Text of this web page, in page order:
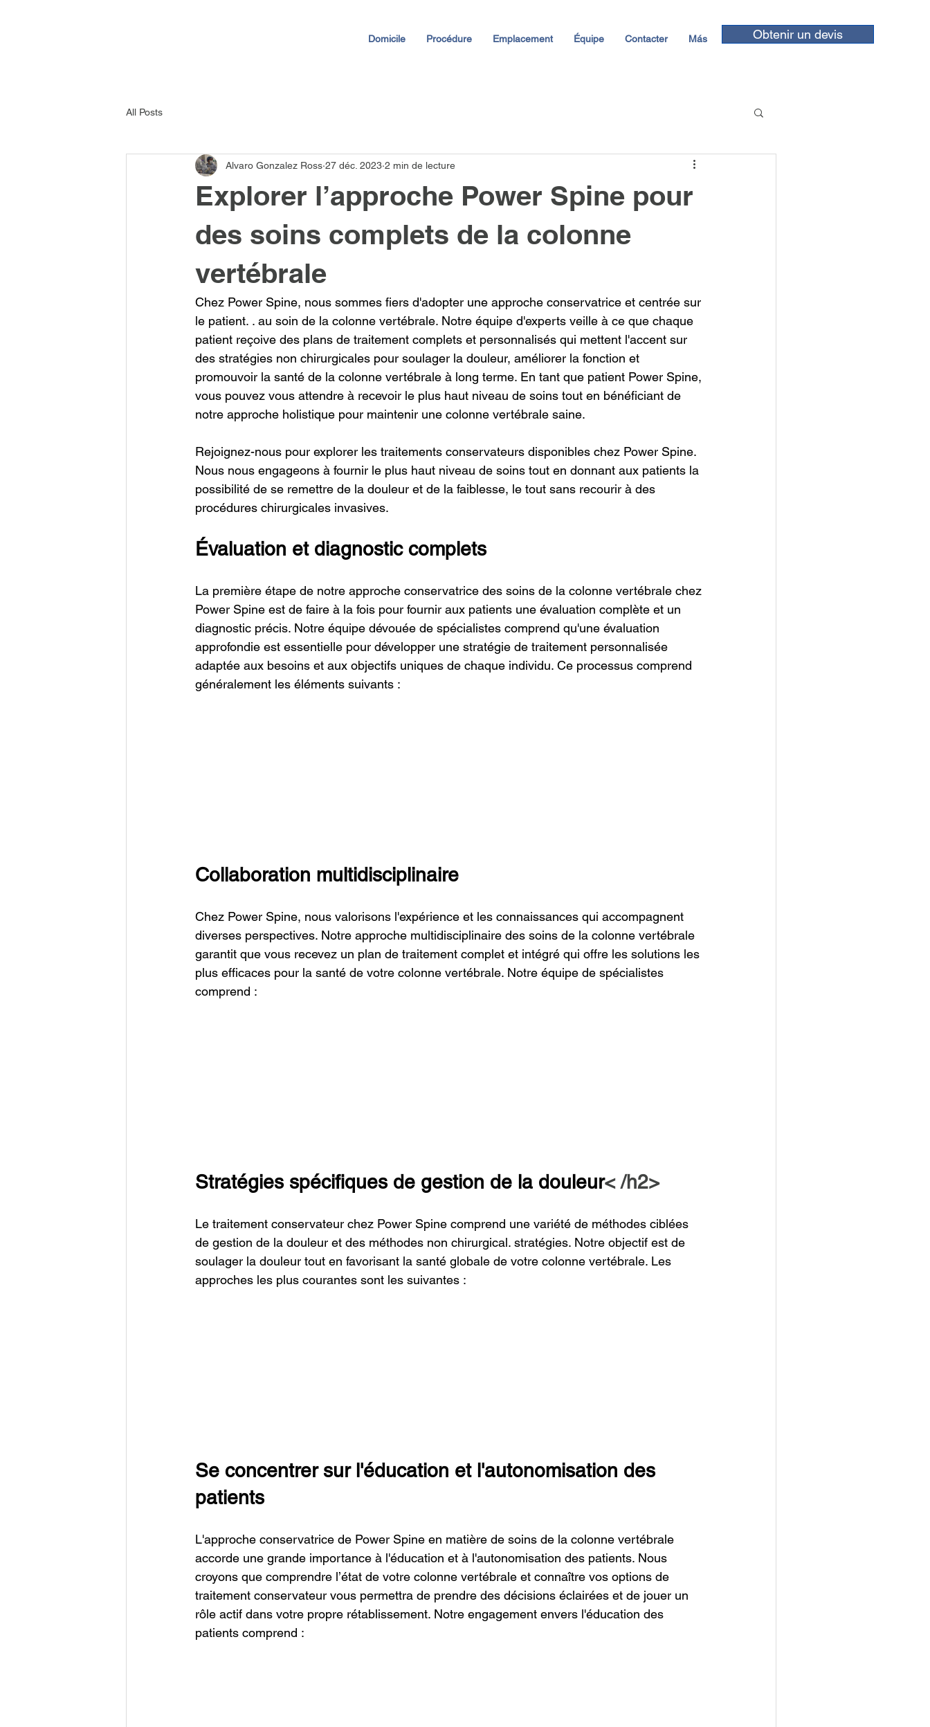
Domicile Procédure Emplacement Équipe Contacter Más Obtenir un devis
All Posts
Explorer l’approche Power Spine pour
des soins complets de la colonne
vertébrale
Alvaro Gonzalez Ross 27 déc. 2023 2 min de lecture
Chez Power Spine, nous sommes fiers d'adopter une approche conservatrice et centrée sur
le patient. . au soin de la colonne vertébrale. Notre équipe d'experts veille à ce que chaque
patient reçoive des plans de traitement complets et personnalisés qui mettent l'accent sur
des stratégies non chirurgicales pour soulager la douleur, améliorer la fonction et
promouvoir la santé de la colonne vertébrale à long terme. En tant que patient Power Spine,
vous pouvez vous attendre à recevoir le plus haut niveau de soins tout en bénéficiant de
notre approche holistique pour maintenir une colonne vertébrale saine.
Rejoignez-nous pour explorer les traitements conservateurs disponibles chez Power Spine.
Nous nous engageons à fournir le plus haut niveau de soins tout en donnant aux patients la
possibilité de se remettre de la douleur et de la faiblesse, le tout sans recourir à des
procédures chirurgicales invasives.
Évaluation et diagnostic complets
La première étape de notre approche conservatrice des soins de la colonne vertébrale chez
Power Spine est de faire à la fois pour fournir aux patients une évaluation complète et un
diagnostic précis. Notre équipe dévouée de spécialistes comprend qu'une évaluation
approfondie est essentielle pour développer une stratégie de traitement personnalisée
adaptée aux besoins et aux objectifs uniques de chaque individu. Ce processus comprend
généralement les éléments suivants :
Collaboration multidisciplinaire
Chez Power Spine, nous valorisons l'expérience et les connaissances qui accompagnent
diverses perspectives. Notre approche multidisciplinaire des soins de la colonne vertébrale
garantit que vous recevez un plan de traitement complet et intégré qui offre les solutions les
plus efficaces pour la santé de votre colonne vertébrale. Notre équipe de spécialistes
comprend :
Stratégies spécifiques de gestion de la douleur< /h2>
Le traitement conservateur chez Power Spine comprend une variété de méthodes ciblées
de gestion de la douleur et des méthodes non chirurgical. stratégies. Notre objectif est de
soulager la douleur tout en favorisant la santé globale de votre colonne vertébrale. Les
approches les plus courantes sont les suivantes :
Se concentrer sur l'éducation et l'autonomisation des
patients
L'approche conservatrice de Power Spine en matière de soins de la colonne vertébrale
accorde une grande importance à l'éducation et à l'autonomisation des patients. Nous
croyons que comprendre l’état de votre colonne vertébrale et connaître vos options de
traitement conservateur vous permettra de prendre des décisions éclairées et de jouer un
rôle actif dans votre propre rétablissement. Notre engagement envers l'éducation des
patients comprend :